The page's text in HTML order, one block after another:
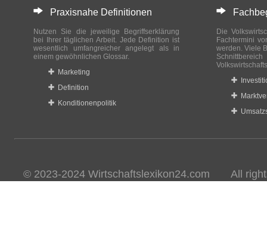
Praxisnahe Definitionen
Nutzen Sie die jeweilige Begriffserklärung
bei Ihrer täglichen Arbeit. Jede Definition ist
wesentlich umfangreicher angelegt als in
einem gewöhnlichen Glossar.
Marketing
Definition
Konditionenpolitik
Die
Fachtermini
werden. Viele
© 2023-2024 Wirtschaftslexikon24.com All